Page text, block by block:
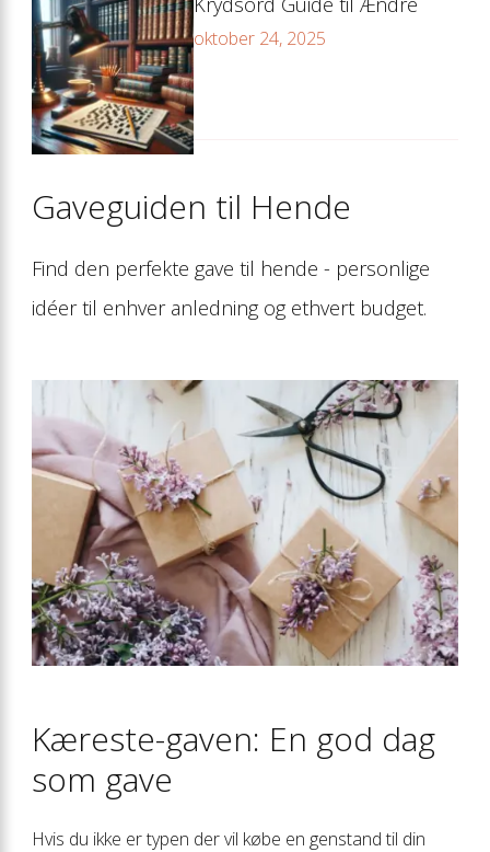
oktober 24, 2025
Gaveguiden til Hende
Find den perfekte gave til hende - personlige
idéer til enhver anledning og ethvert budget.
Kæreste-gaven: En god dag
som gave
Hvis du ikke er typen der vil købe en genstand til din